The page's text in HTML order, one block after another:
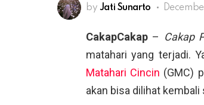
by Jati Sunarto
CakapCakap – Cakap
matahari yang terjadi.
Matahari Cincin (GMC)
akan bisa dilihat